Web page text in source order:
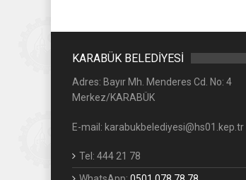
KARABÜK BELEDİYESİ
Adres: Bayır Mh. Menderes Cd. No: 4
Merkez/KARABÜK
E-mail: karabukbelediyesi@hs01.kep.tr
Tel: 444 21 78